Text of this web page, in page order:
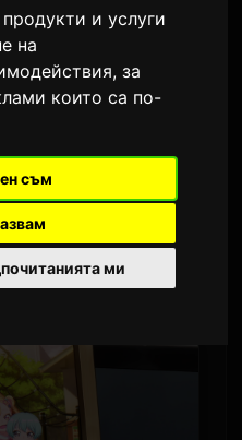
и услуги
на
,за
които са по-
съм
ми
1,675 просмотра
от
Dream!
'Tanoshii
ще излъчи на 9